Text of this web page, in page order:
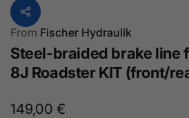
From Fischer Hydraulik
Steel-braided brake line
8J Roadster KIT (front/
Normal
149,00 €